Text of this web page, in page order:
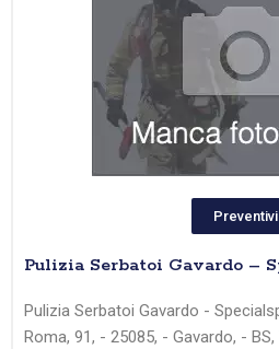
Preventivi
Pulizia Serbatoi Gavardo –
Pulizia Serbatoi Gavardo -
Roma, 91, - 25085, - Gavardo, -